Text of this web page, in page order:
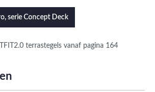
serie Concept Deck
terrastegels vanaf pagina 164